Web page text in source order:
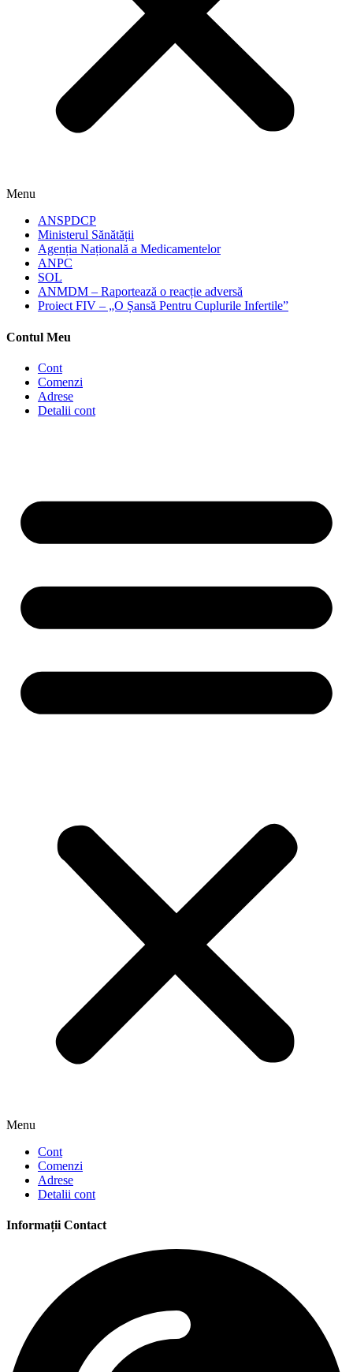
Menu
ANSPDCP
Ministerul Sănătății
Agenția Națională a Medicamentelor
ANPC
SOL
ANMDM – Raportează o reacție adversă
Proiect FIV – „O Șansă Pentru Cuplurile Infertile”
Contul Meu
Cont
Comenzi
Adrese
Detalii cont
Menu
Cont
Comenzi
Adrese
Detalii cont
Informații Contact